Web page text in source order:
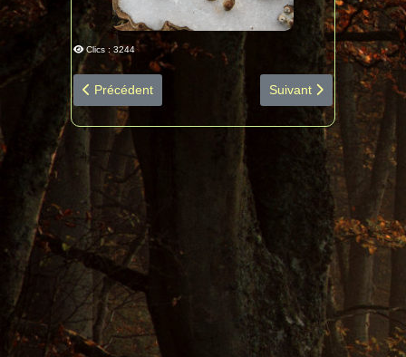
Clics : 3244
Article précédent : 2019-05-05 Onesse-Laharie Inter
Précédent Article suivant : 2019-